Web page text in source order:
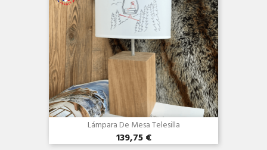
Lámpara De Mesa Telesilla
139,75 €
Vista rápida